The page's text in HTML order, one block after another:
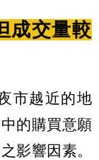
成交量較
市越近的地
的購買意願
影響因素。